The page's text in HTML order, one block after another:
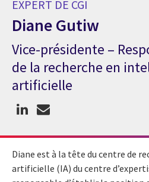
EXPERT DE CGI
Diane Gutiw
Expert de CGI Diane Gutiw
Vice-présidente –
de la recherche en
artificielle
Diane est à la tête du centre de
artificielle (IA) du centre